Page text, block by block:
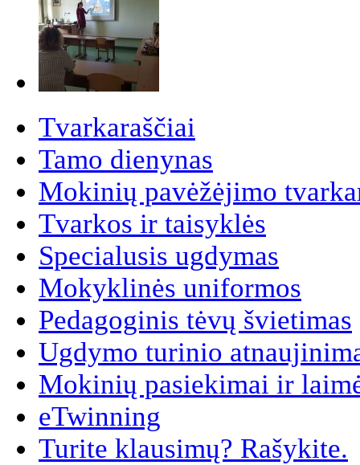
Tvarkaraščiai
Tamo dienynas
Mokinių pavėžėjimo
Tvarkos ir taisyklės
Specialusis ugdymas
Mokyklinės uniformos
Pedagoginis tėvų švietimas
Ugdymo turinio
Mokinių pasiekimai ir
eTwinning
Turite klausimų? Rašykite.